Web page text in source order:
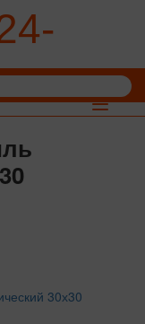
Toggle
30х30